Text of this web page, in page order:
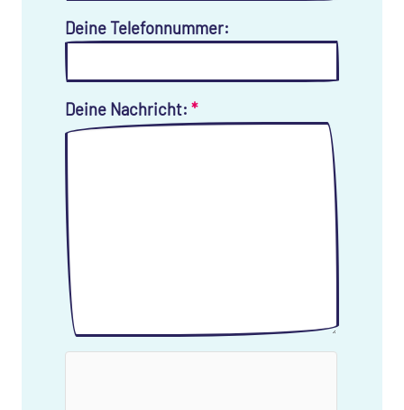
Deine Telefonnummer:
Deine Nachricht: *